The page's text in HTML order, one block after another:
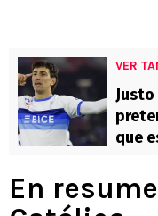
VER
Justo
que
En